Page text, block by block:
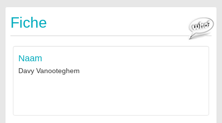
Fiche
Naam
Davy Vanooteghem